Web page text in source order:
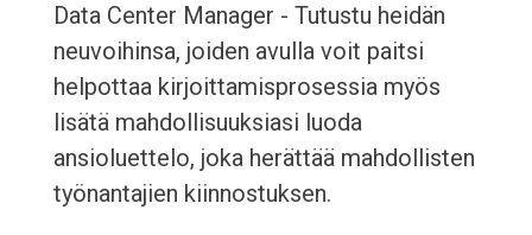
Data Center Manager - Tutustu heidän
neuvoihinsa, joiden avulla voit paitsi
helpottaa kirjoittamisprosessia myös
lisätä mahdollisuuksiasi luoda
ansioluettelo, joka herättää mahdollisten
työnantajien kiinnostuksen.